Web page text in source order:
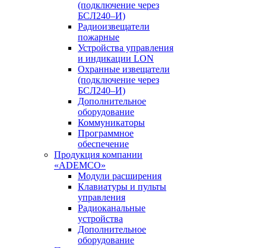
(подключение через
БСЛ240–И)
Радиоизвещатели
пожарные
Устройства управления
и индикации LON
Охранные извещатели
(подключение через
БСЛ240–И)
Дополнительное
оборудование
Коммуникаторы
Программное
обеспечение
Продукция компании
«ADEMCO»
Модули расширения
Клавиатуры и пульты
управления
Радиоканальные
устройства
Дополнительное
оборудование